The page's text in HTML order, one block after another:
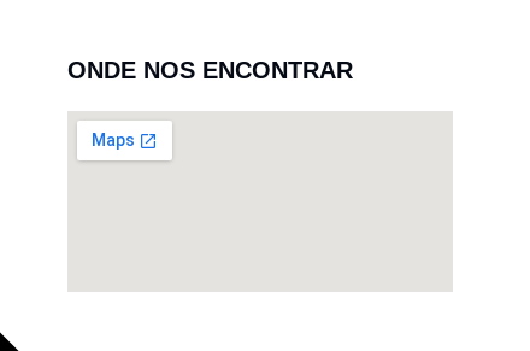
ONDE NOS ENCONTRAR